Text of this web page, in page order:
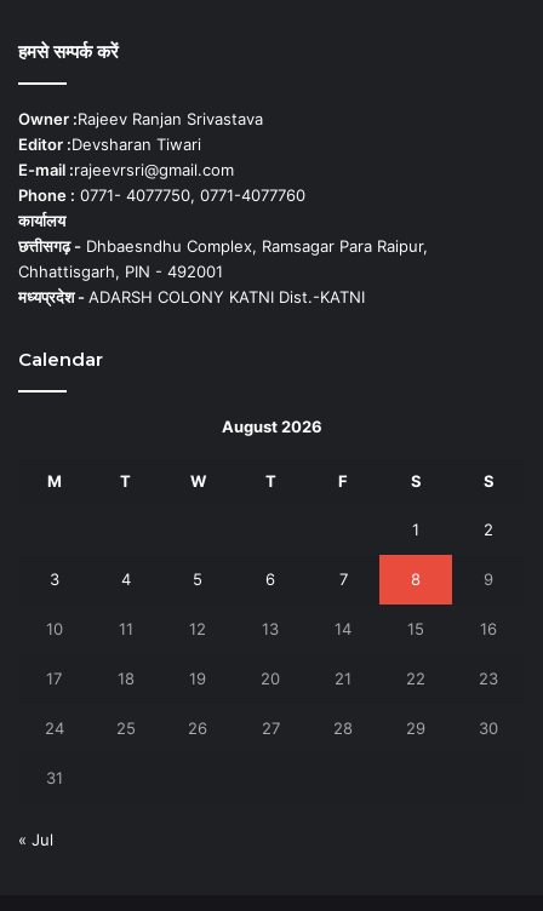
हमसे सम्पर्क करें
Owner :Rajeev Ranjan Srivastava
Editor :Devsharan Tiwari
E-mail :rajeevrsri@gmail.com
Phone : 0771- 4077750, 0771-4077760
कार्यालय
छत्तीसगढ़ - Dhbaesndhu Complex, Ramsagar Para Raipur,
Chhattisgarh, PIN - 492001
मध्यप्रदेश -ADARSH COLONY KATNI Dist.-KATNI
Calendar
August 2026
M T W T F S S
1 2
3 4 5 6 7 8 9
10 11 12 13 14 15 16
17 18 19 20 21 22 23
24 25 26 27 28 29 30
31
« Jul